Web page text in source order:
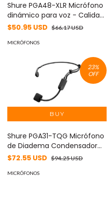
Shure PGA48-XLR Micrófono
dinámico para voz - Calidad
de sonido profesional y
$50.95 USD $66.17 USD
MICRÓFONOS
23%
OFF
Shure PGA31-TQG Micrófono
de Diadema Condensador
para Voz - Modelo PGA31-
Presentaciones y Eventos -
$72.55 USD $94.25 USD
MICRÓFONOS